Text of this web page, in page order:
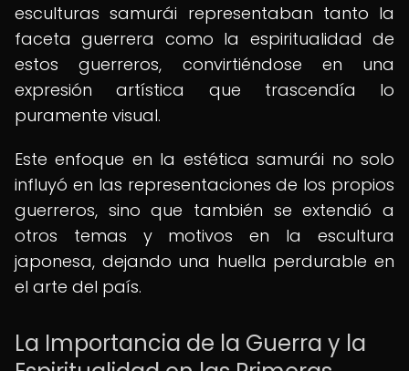
esculturas samurái representaban tanto la
faceta guerrera como la espiritualidad de
estos guerreros, convirtiéndose en una
expresión artística que trascendía lo
puramente visual.
Este enfoque en la estética samurái no solo
influyó en las representaciones de los propios
guerreros, sino que también se extendió a
otros temas y motivos en la escultura
japonesa, dejando una huella perdurable en
el arte del país.
La Importancia de la Guerra y la